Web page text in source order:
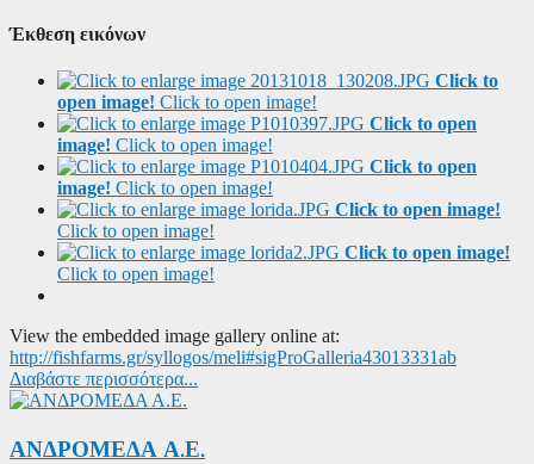
Έκθεση εικόνων
Click to
open image! Click to open image!
Click to open
image! Click to open image!
Click to open
image! Click to open image!
Click to open image!
Click to open image!
Click to open image!
Click to open image!
View the embedded image gallery online at:
http://fishfarms.gr/syllogos/meli#sigProGalleria43013331ab
Διαβάστε περισσότερα...
ΑΝΔΡΟΜΕΔΑ Α.Ε.